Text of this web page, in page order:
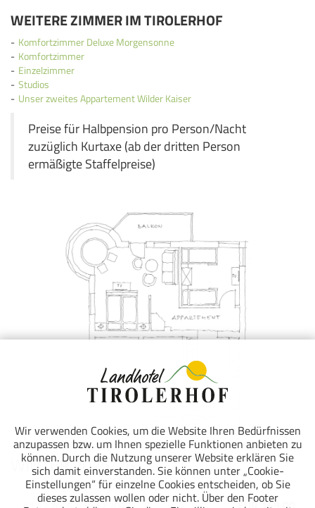
WEITERE ZIMMER IM TIROLERHOF
Komfortzimmer Deluxe Morgensonne
Komfortzimmer
Einzelzimmer
Studios
Unser zweites Appartement Wilder Kaiser
Preise für Halbpension pro Person/Nacht
zuzüglich Kurtaxe (ab der dritten Person
ermäßigte Staffelpreise)
WINTER 2025/26
Wir verwenden Cookies, um die Website Ihren Bedürfnissen
anzupassen bzw. um Ihnen spezielle Funktionen anbieten zu
können. Durch die Nutzung unserer Website erklären Sie
sich damit einverstanden. Sie können unter „Cookie-
Einstellungen“ für einzelne Cookies entscheiden, ob Sie
dieses zulassen wollen oder nicht. Über den Footer